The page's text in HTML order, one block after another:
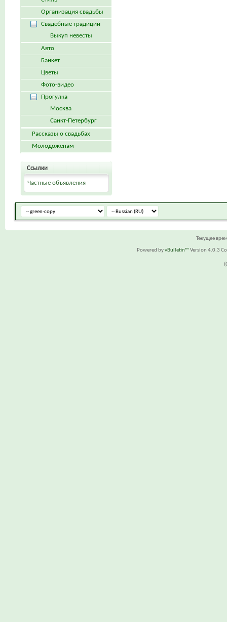
Организация свадьбы
Свадебные традиции
Выкуп невесты
Авто
Банкет
Цветы
Фото-видео
Прогулка
Москва
Санкт-Петербург
Рассказы о свадьбах
Молодоженам
Ссылки
Частные объявления
Текущее
Powered byvBulletin™ Version 4.0.3